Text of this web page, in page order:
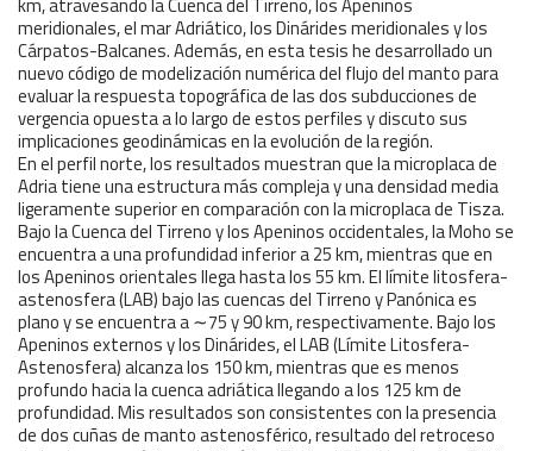
km, atravesando la Cuenca del Tirreno, los Apeninos
meridionales, el mar Adriático, los Dinárides meridionales y los
Cárpatos-Balcanes. Además, en esta tesis he desarrollado un
nuevo código de modelización numérica del flujo del manto para
evaluar la respuesta topográfica de las dos subducciones de
vergencia opuesta a lo largo de estos perfiles y discuto sus
implicaciones geodinámicas en la evolución de la región.
En el perfil norte, los resultados muestran que la microplaca de
Adria tiene una estructura más compleja y una densidad media
ligeramente superior en comparación con la microplaca de Tisza.
Bajo la Cuenca del Tirreno y los Apeninos occidentales, la Moho se
encuentra a una profundidad inferior a 25 km, mientras que en
los Apeninos orientales llega hasta los 55 km. El límite litosfera-
astenosfera (LAB) bajo las cuencas del Tirreno y Panónica es
plano y se encuentra a ∼75 y 90 km, respectivamente. Bajo los
Apeninos externos y los Dinárides, el LAB (Límite Litosfera-
Astenosfera) alcanza los 150 km, mientras que es menos
profundo hacia la cuenca adriática llegando a los 125 km de
profundidad. Mis resultados son consistentes con la presencia
de dos cuñas de manto astenosférico, resultado del retroceso